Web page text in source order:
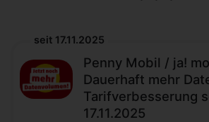
seit 17.11.2025
Penny Mobil / ja!
Dauerhaft mehr
Tarifverbesserung
17.11.2025